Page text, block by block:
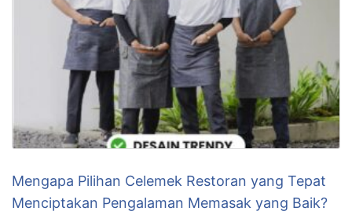
Mengapa Pilihan Celemek Restoran yang Tepat
Menciptakan Pengalaman Memasak yang Baik?